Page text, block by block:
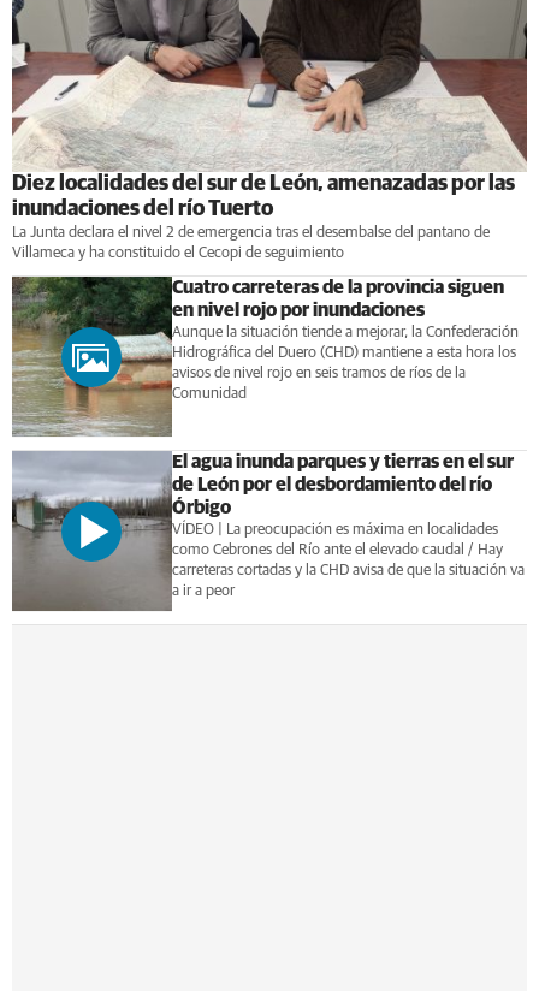
Diez localidades del sur de León, amenazadas por las
inundaciones del río Tuerto
La Junta declara el nivel 2 de emergencia tras el desembalse del pantano de
Villameca y ha constituido el Cecopi de seguimiento
Cuatro carreteras de la provincia siguen
en nivel rojo por inundaciones
Aunque la situación tiende a mejorar, la Confederación
Hidrográfica del Duero (CHD) mantiene a esta hora los
avisos de nivel rojo en seis tramos de ríos de la
Comunidad
El agua inunda parques y tierras en el sur
de León por el desbordamiento del río
Órbigo
VÍDEO | La preocupación es máxima en localidades
como Cebrones del Río ante el elevado caudal / Hay
carreteras cortadas y la CHD avisa de que la situación va
a ir a peor